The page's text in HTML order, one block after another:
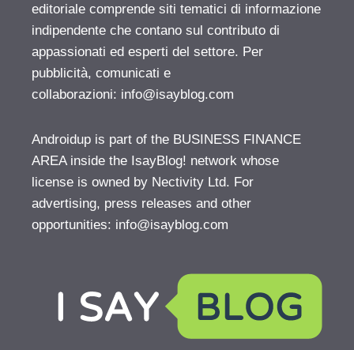
editoriale comprende siti tematici di informazione
indipendente che contano sul contributo di
appassionati ed esperti del settore. Per
pubblicità, comunicati e
collaborazioni: info@isayblog.com
Androidup is part of the BUSINESS FINANCE
AREA inside the IsayBlog! network whose
license is owned by Nectivity Ltd. For
advertising, press releases and other
opportunities: info@isayblog.com